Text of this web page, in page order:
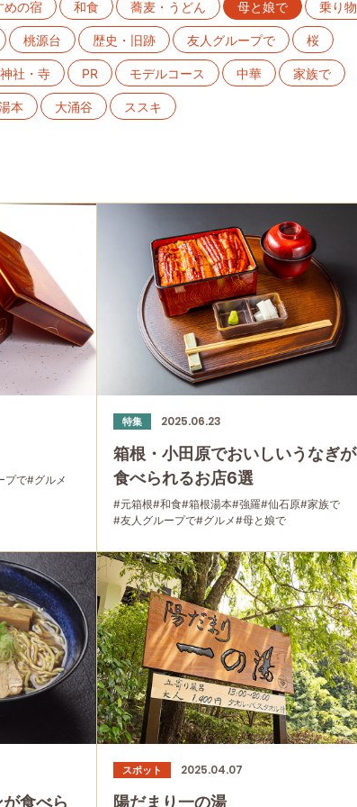
めの宿 和食 蕎麦・うどん 母と娘で 乗り物
桃源台 歴史・旧跡 友人グループで 桜
神社・寺 PR モデルコース 中華 家族で
本 大涌谷 ススキ
プで#グルメ
特集 2025.06.23
箱根・小田原でおいしいうなぎが
食べられるお店6選
#元箱根#和食#箱根湯本#強羅#仙石原#家族で
#友人グループで#グルメ#母と娘で
食べら
スポット 2025.04.07
陽だまり一の湯